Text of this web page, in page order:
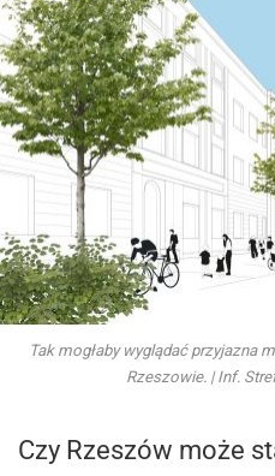
Tak mogłaby wyglądać przyjazna
Rzeszowie. | Inf.
Czy Rzeszów może